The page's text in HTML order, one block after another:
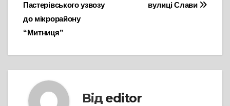
вулиці Слави
Пастерівського узвозу
до мікрорайону
“Митниця”
Від editor